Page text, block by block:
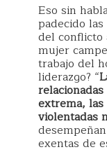
Eso sin
padecido
del conflicto
mujer
trabajo del
liderazgo? “
extrema,
violentadas
exentas de